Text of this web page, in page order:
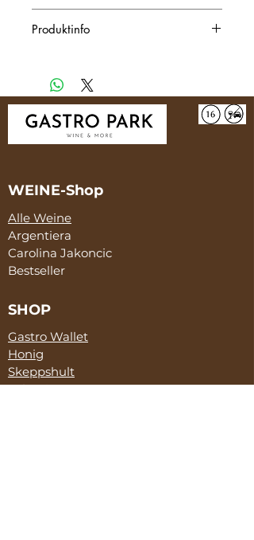
Produktinfo
angenehme Aromen von dunklen
Beeren, Äpfeln und Vanille. Am
Gaumen ist der Barbera Scassa sehr
vielschichtig mit angenehmen
Tanninen und einem lan­gen Abgang.
unglaublichen Preis!
WEINE-Shop
Alle Weine
Argentiera
Carolina Jakoncic
Bestseller
SHOP
Gastro Wallet
Honig
Skeppshult
Salami